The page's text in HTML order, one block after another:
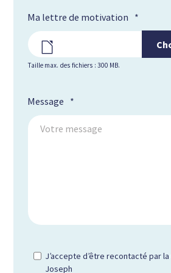
Ma lettre de motivation *
Taille max. des fichiers : 300 MB.
Message *
J’accepte d’être recontacté par la
Joseph